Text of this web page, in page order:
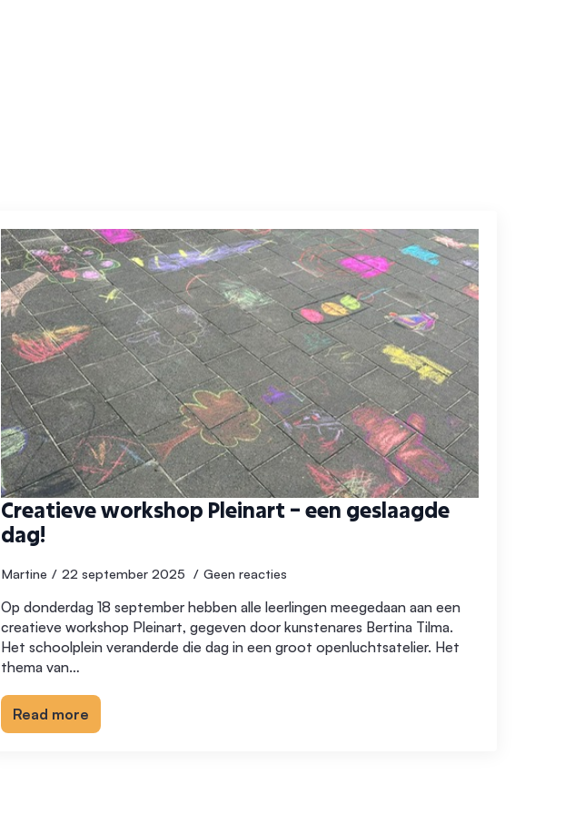
Creatieve workshop Pleinart – een geslaagde
dag!
Martine 22 september 2025 Geen reacties
Op donderdag 18 september hebben alle leerlingen meegedaan aan een
creatieve workshop Pleinart, gegeven door kunstenares Bertina Tilma.
Het schoolplein veranderde die dag in een groot openluchtsatelier. Het
thema van…
Read more